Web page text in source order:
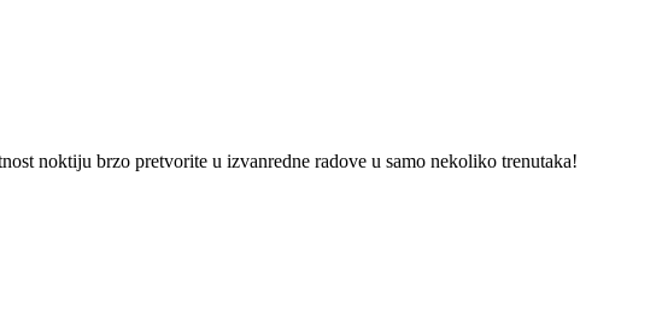
noktiju brzo pretvorite u izvanredne radove u samo nekoliko trenutaka!